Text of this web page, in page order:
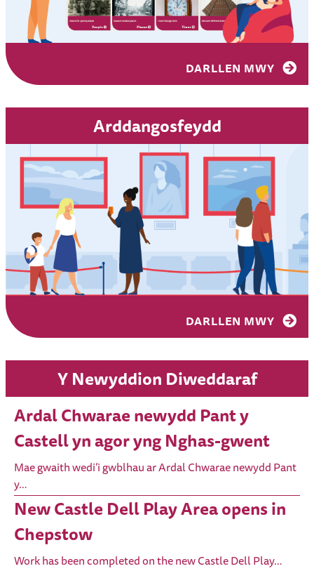
DARLLEN MWY
Arddangosfeydd
DARLLEN MWY
Y Newyddion Diweddaraf
Ardal Chwarae newydd Pant y
Castell yn agor yng Nghas-gwent
Mae gwaith wedi’i gwblhau ar Ardal Chwarae newydd Pant
y…
New Castle Dell Play Area opens in
Chepstow
Work has been completed on the new Castle Dell Play…